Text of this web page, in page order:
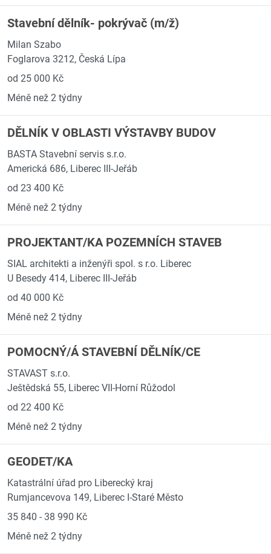
Stavební dělník- pokrývač (m/ž)
Milan Szabo
Foglarova 3212, Česká Lípa
od 25 000 Kč
Méně než 2 týdny
DĚLNÍK V OBLASTI VÝSTAVBY BUDOV
BASTA Stavební servis s.r.o.
Americká 686, Liberec III-Jeřáb
od 23 400 Kč
Méně než 2 týdny
PROJEKTANT/KA POZEMNÍCH STAVEB
SIAL architekti a inženýři spol. s r.o. Liberec
U Besedy 414, Liberec III-Jeřáb
od 40 000 Kč
Méně než 2 týdny
POMOCNÝ/Á STAVEBNÍ DĚLNÍK/CE
STAVAST s.r.o.
Ještědská 55, Liberec VII-Horní Růžodol
od 22 400 Kč
Méně než 2 týdny
GEODET/KA
Katastrální úřad pro Liberecký kraj
Rumjancevova 149, Liberec I-Staré Město
35 840 - 38 990 Kč
Méně než 2 týdny